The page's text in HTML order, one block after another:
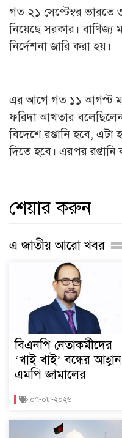
গত ২১ সেপ্টেম্বর ভারতে ৩
নিয়েছে সরকার। বাণিজ্য
নির্দেশনা জারি করা হয়।
এর আগে গত ১১ আগস্ট
ফরিদা আখতার
বিদেশে রপ্তানি হবে,
দিতে হবে। এরপর রপ্তানি
শেয়ার করুন
এ জাতীয় আরো খবর
বিএনপি নেতাকর্মীদের
‘খাই খাই’ বন্ধের আহ্বান
এমপি জামালের
০৭-০৮-২০২৬